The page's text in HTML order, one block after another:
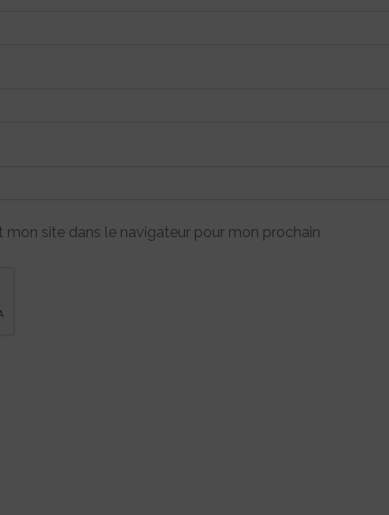
site dans le navigateur pour mon prochain